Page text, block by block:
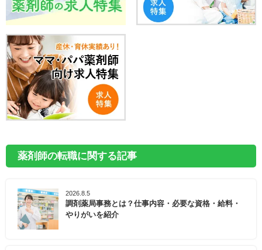
薬剤師の転職に関する記事
2026.8.5
調剤薬局事務とは？仕事内容・必要な資格・給料・
やりがいを紹介